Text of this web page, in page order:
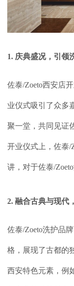
1. 庆典盛况，引领
佐泰/Zoeto西安店
业仪式吸引了众多
聚一堂，共同见证
开业仪式上，佐泰/
讲，对于佐泰/
2. 融合古典与现代
佐泰/Zoeto洗护品
格，展现了古都的
西安特色元素，例